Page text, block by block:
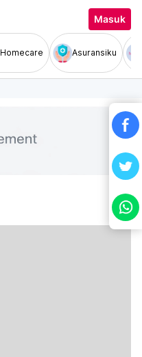
Masuk
Homecare Asuransiku